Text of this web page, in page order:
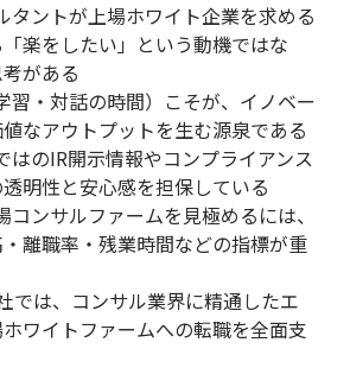
タントが上場ホワイト企業を求める
楽をしたい」という動機ではな
がある
習・対話の時間）こそが、イノベー
なアウトプットを生む源泉である
はのIR開示情報やコンプライアンス
明性と安心感を担保している
コンサルファームを見極めるには、
離職率・残業時間などの指標が重
では、コンサル業界に精通したエ
ワイトファームへの転職を全面支